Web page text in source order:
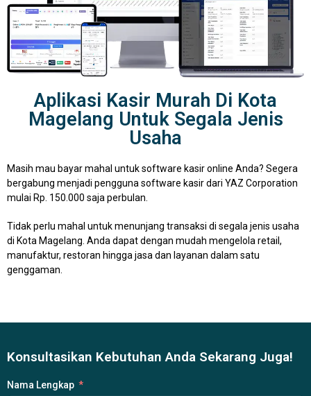
Aplikasi Kasir Murah Di Kota
Magelang Untuk Segala Jenis
Usaha
Masih mau bayar mahal untuk software kasir online Anda? Segera
bergabung menjadi pengguna software kasir dari YAZ Corporation
mulai Rp. 150.000 saja perbulan.
Tidak perlu mahal untuk menunjang transaksi di segala jenis usaha
di Kota Magelang. Anda dapat dengan mudah mengelola retail,
manufaktur, restoran hingga jasa dan layanan dalam satu
genggaman.
Konsultasikan Kebutuhan Anda Sekarang Juga!
Nama Lengkap